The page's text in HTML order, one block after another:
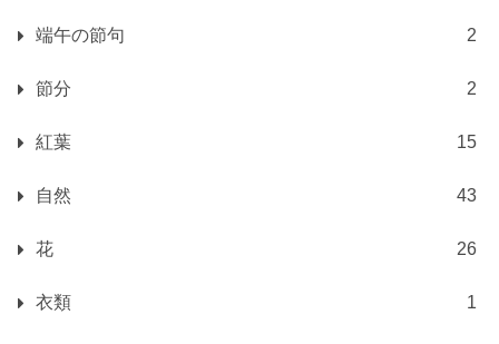
端午の節句 2
節分 2
紅葉 15
自然 43
花 26
衣類 1